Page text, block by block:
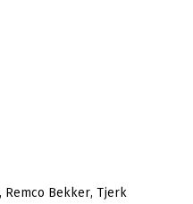
Remco Bekker Tjerk